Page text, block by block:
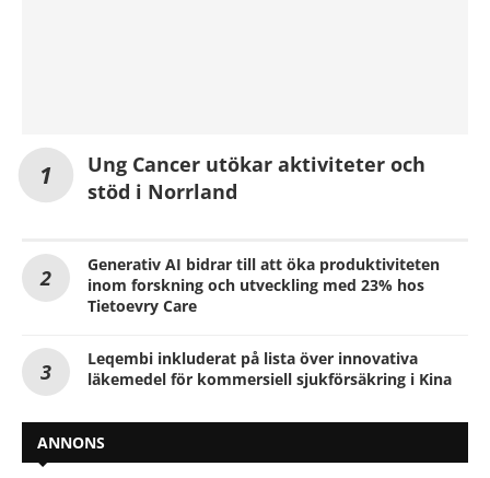
Ung Cancer utökar aktiviteter och
stöd i Norrland
Generativ AI bidrar till att öka produktiviteten
inom forskning och utveckling med 23% hos
Tietoevry Care
Leqembi inkluderat på lista över innovativa
läkemedel för kommersiell sjukförsäkring i Kina
ANNONS